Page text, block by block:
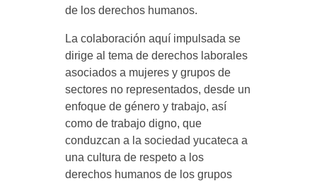
de los derechos humanos.
La colaboración aquí impulsada se
dirige al tema de derechos laborales
asociados a mujeres y grupos de
sectores no representados, desde un
enfoque de género y trabajo, así
como de trabajo digno, que
conduzcan a la sociedad yucateca a
una cultura de respeto a los
derechos humanos de los grupos